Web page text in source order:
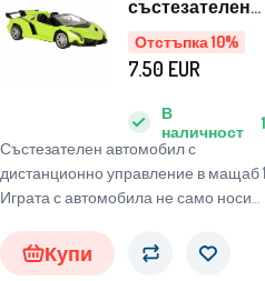
Отстъпка 10%
състезателен
автомобил с
дистанционно
управление 1:18
Състезателен автомобил с
дистанционно управление в мащаб
Играта с автомобила не само носи
сръчността на ръцете. Цвят: червен.
Възраст: 6+. Размери: 23,5 cm x 10 cm x 5
В
наличност
1
7.50 EUR
Купи